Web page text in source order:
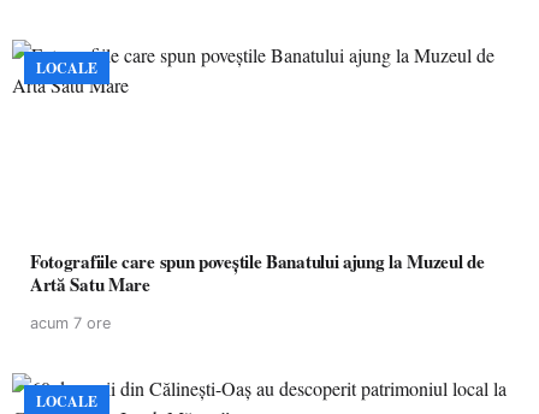
LOCALE
Fotografiile care spun poveștile Banatului ajung la Muzeul de
Artă Satu Mare
acum 7 ore
LOCALE